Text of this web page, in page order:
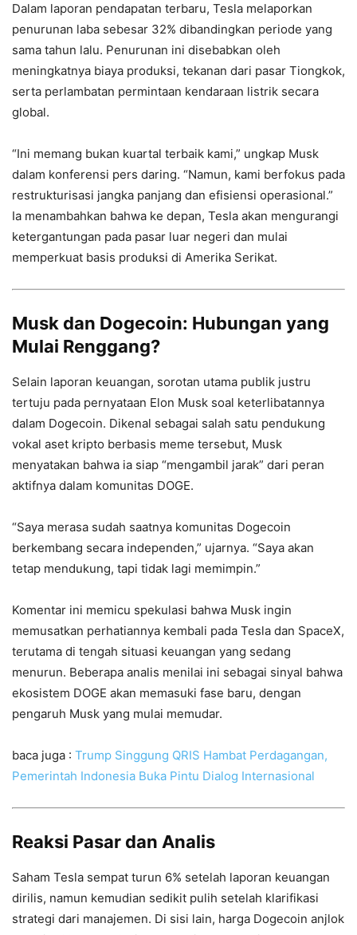
Dalam laporan pendapatan terbaru, Tesla melaporkan
penurunan laba sebesar 32% dibandingkan periode yang
sama tahun lalu. Penurunan ini disebabkan oleh
meningkatnya biaya produksi, tekanan dari pasar Tiongkok,
serta perlambatan permintaan kendaraan listrik secara
global.
“Ini memang bukan kuartal terbaik kami,” ungkap Musk
dalam konferensi pers daring. “Namun, kami berfokus pada
restrukturisasi jangka panjang dan efisiensi operasional.”
Ia menambahkan bahwa ke depan, Tesla akan mengurangi
ketergantungan pada pasar luar negeri dan mulai
memperkuat basis produksi di Amerika Serikat.
Musk dan Dogecoin: Hubungan yang
Mulai Renggang?
Selain laporan keuangan, sorotan utama publik justru
tertuju pada pernyataan Elon Musk soal keterlibatannya
dalam Dogecoin. Dikenal sebagai salah satu pendukung
vokal aset kripto berbasis meme tersebut, Musk
menyatakan bahwa ia siap “mengambil jarak” dari peran
aktifnya dalam komunitas DOGE.
“Saya merasa sudah saatnya komunitas Dogecoin
berkembang secara independen,” ujarnya. “Saya akan
tetap mendukung, tapi tidak lagi memimpin.”
Komentar ini memicu spekulasi bahwa Musk ingin
memusatkan perhatiannya kembali pada Tesla dan SpaceX,
terutama di tengah situasi keuangan yang sedang
menurun. Beberapa analis menilai ini sebagai sinyal bahwa
ekosistem DOGE akan memasuki fase baru, dengan
pengaruh Musk yang mulai memudar.
baca juga : Trump Singgung QRIS Hambat Perdagangan,
Pemerintah Indonesia Buka Pintu Dialog Internasional
Reaksi Pasar dan Analis
Saham Tesla sempat turun 6% setelah laporan keuangan
dirilis, namun kemudian sedikit pulih setelah klarifikasi
strategi dari manajemen. Di sisi lain, harga Dogecoin anjlok